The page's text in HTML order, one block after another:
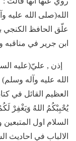
الله(صلى الله
علّق الحافظ
ابن جرير في
إذن , عليّ(عليه
الله عليه وآله
العظيم القائل في
يُحْبِبْكُمُ اللهُ وَيَغْفِرْ
السلام اول
الالباب في احاديث